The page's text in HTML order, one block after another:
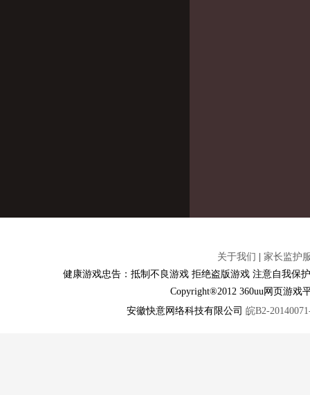
关于我们
家长监护
健康游戏忠告：抵制不良游戏 拒绝盗版游戏 注意自我保
Copyright®2012 360uu网页游
安徽快意网络科技有限公司 皖B2-